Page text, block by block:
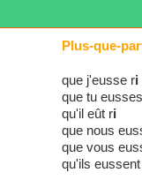
Plus-que-
que j'eusse ri
que tu
qu'il eût ri
que nous
que vous
qu'ils